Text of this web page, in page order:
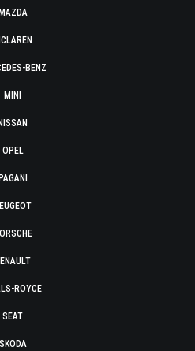
MAZDA
BENZ
MINI
NISSAN
OPEL
PAGANI
ROYCE
SEAT
SKODA